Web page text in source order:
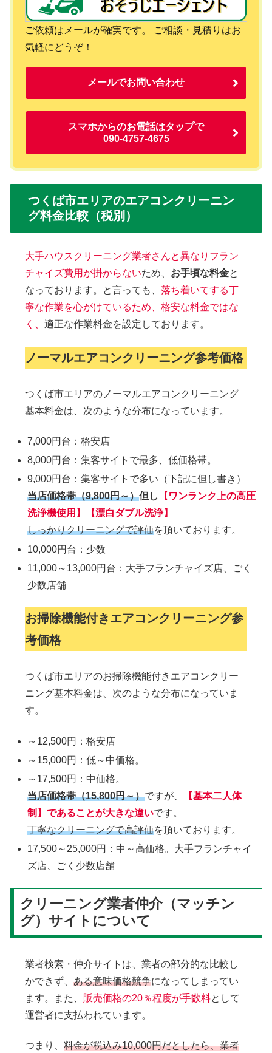
ご依頼はメールが確実です。 ご相談・見積りはお
気軽にどうぞ！
メールでお問い合わせ
スマホからのお電話はタップで
090-4757-4675
つくば市エリアのエアコンクリーニン
グ料金比較（税別）
大手ハウスクリーニング業者さんと異なりフラン
チャイズ費用が掛からないため、 お手頃な料金と
なっております。と言っても、 落ち着いてする丁
寧な作業を心がけているため、格安な料金ではな
く、 適正な作業料金を設定しております。
ノーマルエアコンクリーニング参考価格
つくば市エリアのノーマルエアコンクリーニング
基本料金は、次のような分布になっています。
7,000円台：格安店
8,000円台：集客サイトで最多、低価格帯。
9,000円台：集客サイトで多い（下記に但し書き）
当店価格帯（9,800円～）但し
【ワンランク上の高圧
洗浄機使用】【漂白ダブル洗浄】
しっかりクリーニングで評価を頂いております。
10,000円台：少数
11,000～13,000円台：大手フランチャイズ店、ごく
少数店舗
お掃除機能付きエアコンクリーニング参
考価格
つくば市エリアのお掃除機能付きエアコンクリー
ニング基本料金は、次のような分布になっていま
す。
～12,500円：格安店
～15,000円：低～中価格。
～17,500円：中価格。
当店価格帯（15,800円～）ですが、
【基本二人体
制】であることが大きな違いです。
丁寧なクリーニングで高評価を頂いております。
17,500～25,000円：中～高価格。大手フランチャイ
ズ店、ごく少数店舗
クリーニング業者仲介（マッチン
グ）サイトについて
業者検索・仲介サイトは、業者の部分的な比較し
かできず、 ある意味価格競争になってしまってい
ます。また、 販売価格の20％程度が手数料として
運営者に支払われています。
つまり、 料金が税込み10,000円だとしたら、業者